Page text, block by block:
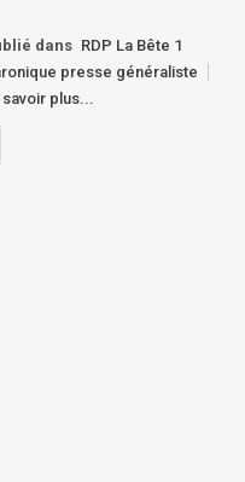
dans RDP La Bête 1
presse généraliste
savoir plus...